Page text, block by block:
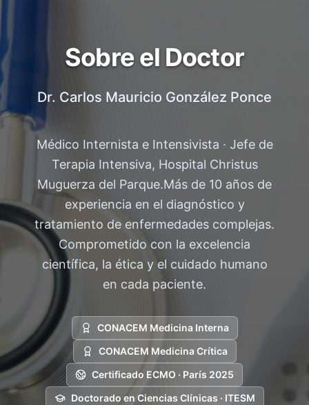
Sobre el Doctor
Dr. Carlos Mauricio González Ponce
Médico Internista e Intensivista · Jefe de
Terapia Intensiva, Hospital Christus
Muguerza del Parque.Más de 10 años de
experiencia en el diagnóstico y
tratamiento de enfermedades complejas.
Comprometido con la excelencia
científica, la ética y el cuidado humano
en cada paciente.
CONACEM Medicina Interna
CONACEM Medicina Crítica
Certificado ECMO · París 2025
Doctorado en Ciencias Clínicas · ITESM